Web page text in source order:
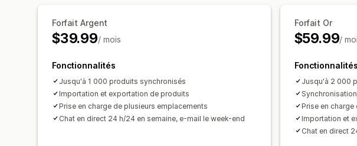
Forfait Argent
$39.99/ mois
Fonctionnalités
Jusqu'à 1 000 produits synchronisés
Importation et exportation de produits
Prise en charge de plusieurs emplacements
Chat en direct 24 h/24 en semaine, e-mail le week-end
Forfait Or
$59.99/
Fonctionnalités
Jusqu'à 2 000
Prise en
Importation et
Chat en direct